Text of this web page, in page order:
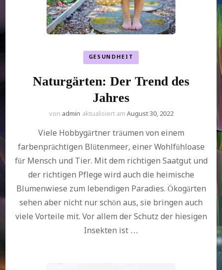
GESUNDHEIT
Naturgärten: Der Trend des
Jahres
von admin aktualisiert am August 30, 2022
Viele Hobbygärtner träumen von einem
farbenprächtigen Blütenmeer, einer Wohlfühloase
für Mensch und Tier. Mit dem richtigen Saatgut und
der richtigen Pflege wird auch die heimische
Blumenwiese zum lebendigen Paradies. Ökogärten
sehen aber nicht nur schön aus, sie bringen auch
viele Vorteile mit. Vor allem der Schutz der hiesigen
Insekten ist …